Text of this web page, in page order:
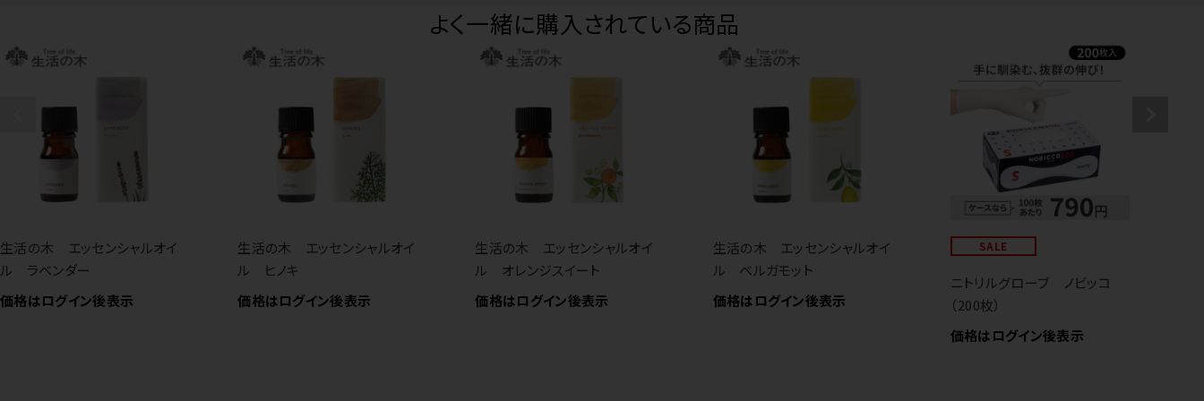
よく一緒に購入されている商品
生活の木 エッセンシャルオイ
ル ラベンダー
価格はログイン後表示
生活の木 エッセンシャルオイ
ル ヒノキ
価格はログイン後表示
生活の木 エッセンシャルオイ
ル オレンジスイート
価格はログイン後表示
生活の木 エッセンシャルオイ
ル ベルガモット
価格はログイン後表示
SALE
ニトリルグローブ ノビッコ
（200枚）
価格はログイン後表示